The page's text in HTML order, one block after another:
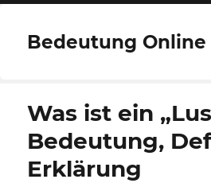
Bedeutung Online
Was ist ein
Bedeutung,
Erklärung